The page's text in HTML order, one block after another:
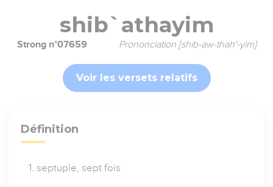
shib`athayim
Strong n°07659 Prononciation [shib-aw-thah'-yim]
Voir les versets relatifs
Définition
septuple, sept fois